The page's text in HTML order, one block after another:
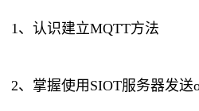
1、认识建立MQTT方法
2、掌握使用SIOT服务器发送